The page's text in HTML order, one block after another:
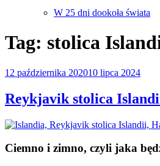
W 25 dni dookoła świata
Tag: stolica
Opublikowane
12 października 202010 lipca 2024
Reykjavik stolica
Ciemno i zimno, czyli jaka